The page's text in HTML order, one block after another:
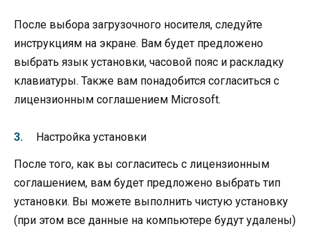
После выбора загрузочного носителя, следуйте
инструкциям на экране. Вам будет предложено
выбрать язык установки, часовой пояс и раскладку
клавиатуры. Также вам понадобится согласиться с
лицензионным соглашением Microsoft.
Настройка установки
После того, как вы согласитесь с лицензионным
соглашением, вам будет предложено выбрать тип
установки. Вы можете выполнить чистую установку
(при этом все данные на компьютере будут удалены)